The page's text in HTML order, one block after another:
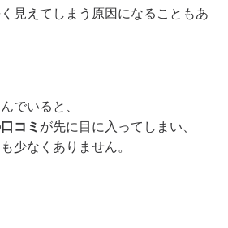
見えてしまう原因になることもあ
でいると、
コミ が先に目に入ってしまい、
少なくありません。